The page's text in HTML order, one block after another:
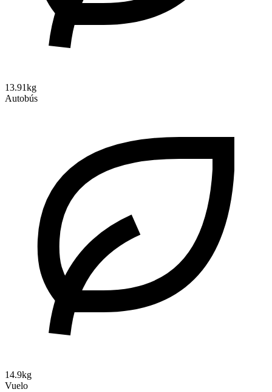
13.91kg
Autobús
14.9kg
Vuelo